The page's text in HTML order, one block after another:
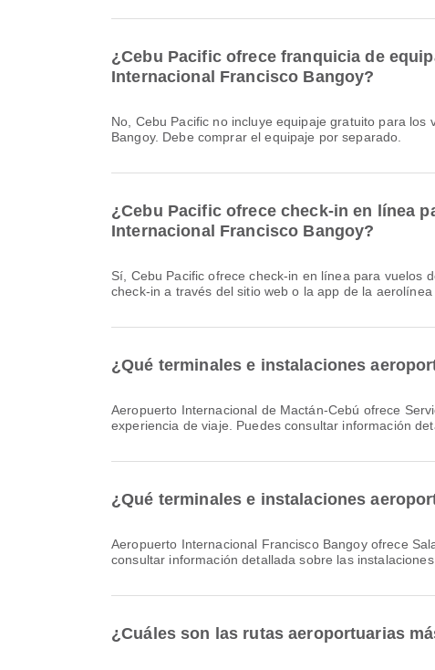
¿Cebu Pacific ofrece franquicia de
Internacional Francisco Bangoy?
No, Cebu Pacific no incluye equipaje gratuito para los vuelos Nacional & Internacional de Aeropuerto Internacional de Mactán-Cebú a Aeropuerto Internacional Francisco
Bangoy. Debe comprar el equipaje por separado.
¿Cebu Pacific ofrece check-in en línea
Internacional Francisco Bangoy?
Sí, Cebu Pacific ofrece check-in en línea para vuelos desde Aeropuerto Internacional de Mactán-Cebú a Aeropuerto Internacional Francisco Bangoy. Puedes hacer el
check-in a través del sitio web o la app de la aerolínea
¿Qué terminales e instalaciones
Aeropuerto Internacional de Mactán-Cebú ofrece Servicio de cambio de divisas, Clínica y farmacias, Zona de fumadores y muchas otras comodidades para mejorar tu
experiencia de viaje. Puedes consultar información
¿Qué terminales e instalaciones
Aeropuerto Internacional Francisco Bangoy ofrece Sala de oración, Sala de guardería, Taxi y muchas otras comodidades para mejorar tu experiencia de viaje. Puedes
consultar información detallada sobre las
¿Cuáles son las rutas aeroportuarias